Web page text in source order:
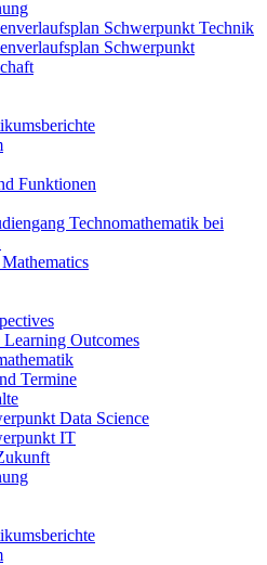
Schwerpunkt Technik
Schwerpunkt
Funktionen
Technomathematik bei
Learning Outcomes
Termine
Data Science
IT